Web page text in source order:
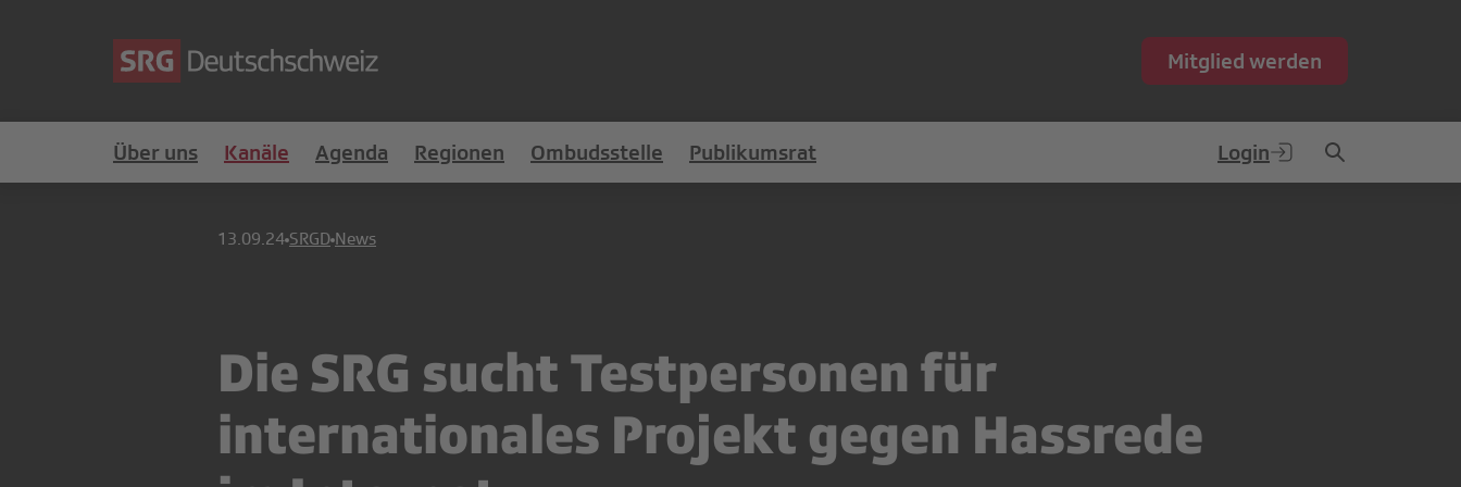
Mitglied werden
Über uns Kanäle Agenda Regionen Ombudsstelle Publikumsrat Login
13.09.24 SRGD News
Die SRG sucht Testpersonen für
internationales Projekt gegen Hassrede